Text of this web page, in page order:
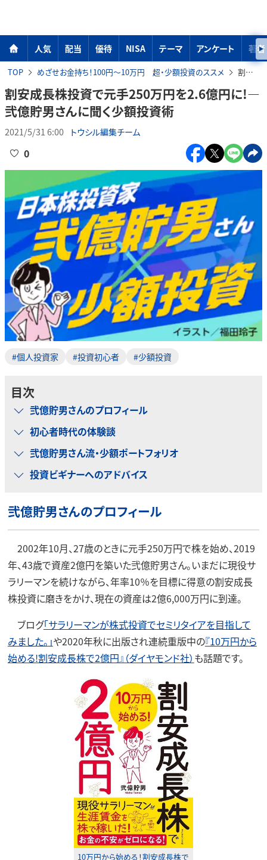
人気 配当 優待 NISA テーマ アンケート 著者
TOP めざせお金持ち！100円～10万円 超・少額投資のススメ 割安成長株投資で元手250万円を2.6億円に!―弐億貯男さんに聞く少額投資術
割安成長株投資で元手250万円を2.6億円に!―
弐億貯男さんに聞く少額投資術
2021/5/31 6:00 トウシル編集チーム
0
#個人投資家 #投資初心者 #少額投資
目次
弐億貯男さんのプロフィール
初心者時代の体験談
弐億貯男さん流・少額ポートフォリオ
投資ビギナーへのアドバイス
弐億貯男さんのプロフィール
2002年10月、27歳のときに元手250万円で株を始め、2019
年、43歳で資産2億円を築いた弐億貯男さん。いまだに現役サ
ラリーマンを続けながら、年率10％を目標に得意の割安成長
株投資に磨きをかけ、現在の資産は2億6,000万円に到達。
ブログ「サラリーマンが株式投資でセミリタイアを目指して
みました。」や2020年秋に出版され連続重版中の『10万円から
始める!割安成長株で2億円』（ダイヤモンド社） も話題です。
10万円から始める！割安成長株で